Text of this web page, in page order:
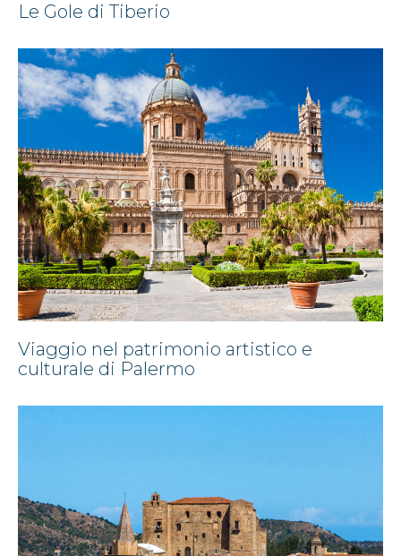
Le Gole di Tiberio
Viaggio nel patrimonio artistico e
culturale di Palermo